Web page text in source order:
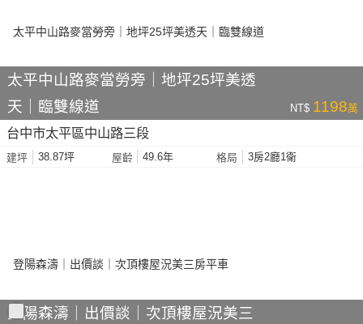
太平中山路麥當勞旁｜地坪25坪美透
天｜臨雙線道
NT$ 1198萬
台中市太平區中山路三段
建坪 38.87坪 屋齡 49.6年 格局 3房2廳1衛
登陽森濤｜出價談｜次頂樓屋況美三